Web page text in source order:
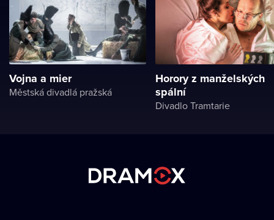
Vojna a mier
Městská divadlá pražská
Horory z manželských
spální
Divadlo Tramtarie